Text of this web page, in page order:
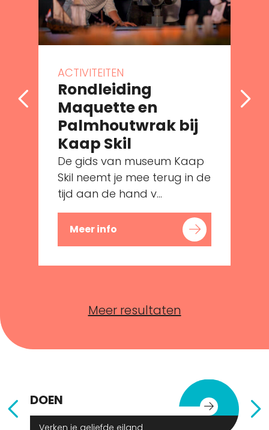
ACTIVITEITEN
Rondleiding
Maquette en
Palmhoutwrak bij
Kaap Skil
De gids van museum Kaap
Skil neemt je mee terug in de
tijd aan de hand v...
Meer info
Meer resultaten
DOEN
Verken je geliefde eiland